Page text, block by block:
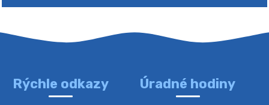
4. augusta 2026 10:05
Rýchle odkazy Úradné hodiny